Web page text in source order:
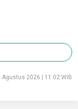
Agustus 2026 | 11:02 WIB